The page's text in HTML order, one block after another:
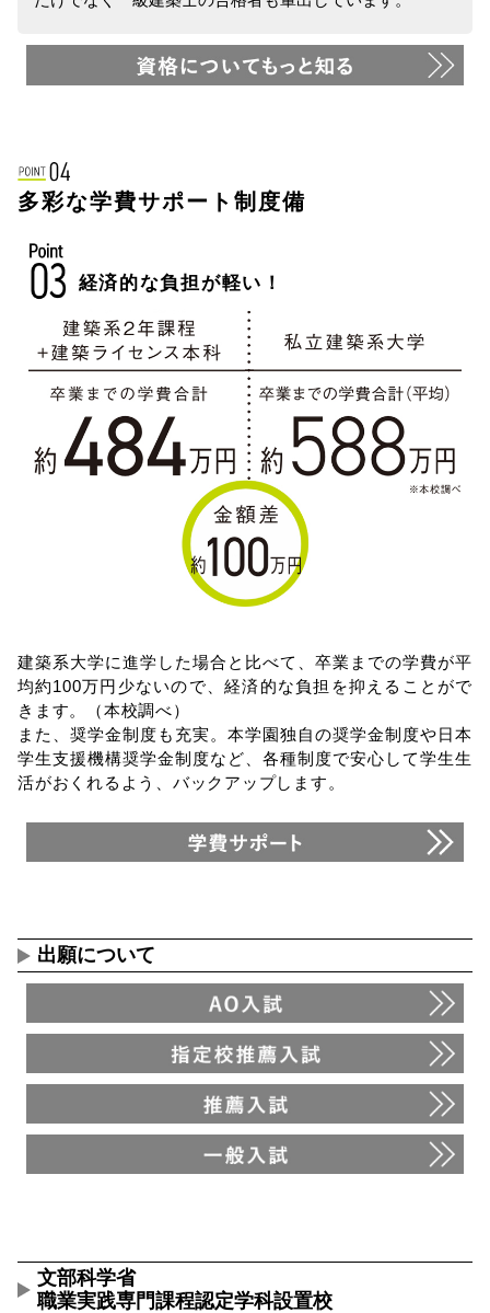
多彩な学費サポート制度備
経済的な負担が軽い！
建築系大学に進学した場合と比べて、卒業までの学費が平
均約100万円少ないので、経済的な負担を抑えることがで
きます。（本校調べ）
また、奨学金制度も充実。本学園独自の奨学金制度や日本
学生支援機構奨学金制度など、各種制度で安心して学生生
活がおくれるよう、バックアップします。
出願について
文部科学省
職業実践専門課程認定学科設置校